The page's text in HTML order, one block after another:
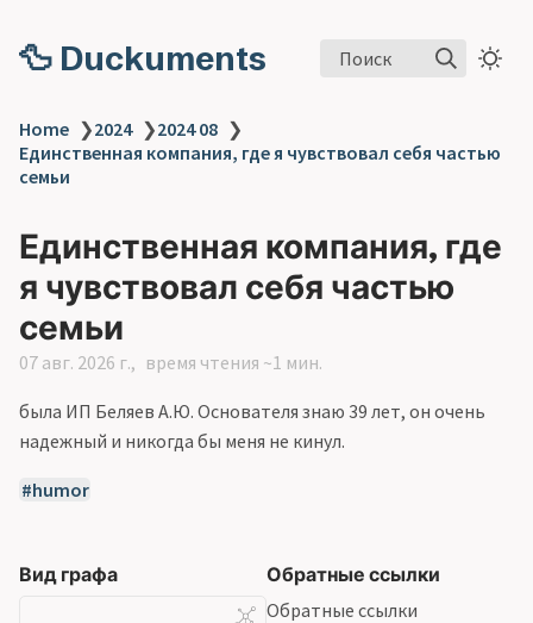
🦆 Duckuments Поиск
Home ❯2024 ❯2024 08 ❯
Единственная компания, где я чувствовал себя частью
семьи
Единственная компания, где
я чувствовал себя частью
семьи
07 авг. 2026 г. время чтения ~1 мин.
была ИП Беляев А.Ю. Основателя знаю 39 лет, он очень
надежный и никогда бы меня не кинул.
humor
Вид графа
Обратные ссылки
Обратные ссылки